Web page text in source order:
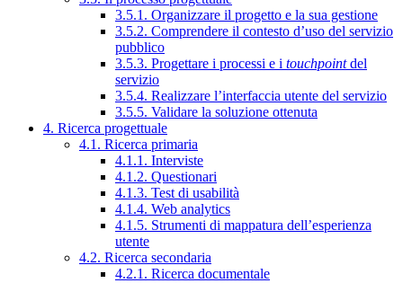
3.5.1. Organizzare il progetto e la sua gestione
3.5.2. Comprendere il contesto d’uso del servizio
pubblico
3.5.3. Progettare i processi e i touchpointdel
servizio
3.5.4. Realizzare l’interfaccia utente del servizio
3.5.5. Validare la soluzione ottenuta
4. Ricerca progettuale
4.1. Ricerca primaria
4.1.1. Interviste
4.1.2. Questionari
4.1.3. Test di usabilità
4.1.4. Web analytics
4.1.5. Strumenti di mappatura dell’esperienza
utente
4.2. Ricerca secondaria
4.2.1. Ricerca documentale